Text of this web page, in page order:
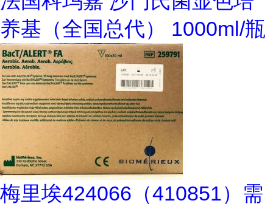
养基（全国总代） 1000ml/瓶
梅里埃424066（410851）需